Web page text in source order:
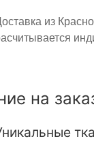
из
на